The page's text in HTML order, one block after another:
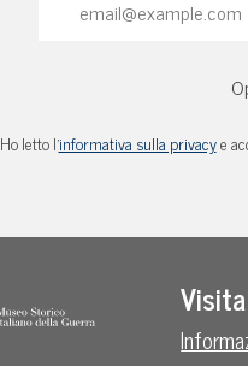
Ho letto l'informativa sulla privacye
Visita